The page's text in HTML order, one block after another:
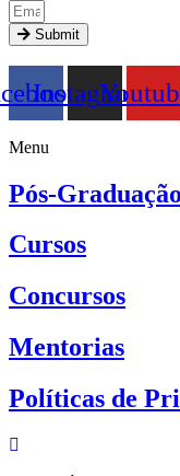
Submit
Instagram
Menu
Pós-Graduação
Cursos
Concursos
Mentorias
Políticas de